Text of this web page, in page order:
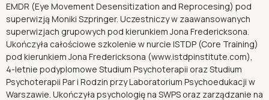
EMDR (Eye Movement Desensitization and Reprocesing) pod
superwizją Moniki Szpringer. Uczestniczy w zaawansowanych
superwizjach grupowych pod kierunkiem Jona Fredericksona.
Ukończyła całościowe szkolenie w nurcie ISTDP (Core Training)
pod kierunkiem Jona Fredericksona (www.istdpinstitute.com),
4-letnie podyplomowe Studium Psychoterapii oraz Studium
Psychoterapii Par i Rodzin przy Laboratorium Psychoedukacji w
Warszawie. Ukończyła psychologię na SWPS oraz zarządzanie na